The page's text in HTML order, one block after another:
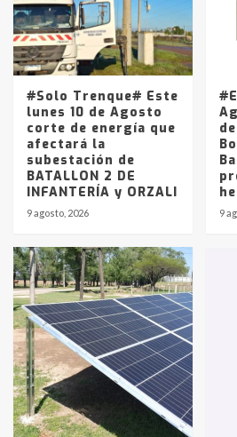
5
Los precios de los
La Pampa, desde
entre 857 a 1338
#Solo Trenque# Este
lunes 10 de Agosto
corte de energía que
afectará la
subestación de
BATALLON 2 DE
INFANTERÍA y ORZALI
9 agosto, 2026 9